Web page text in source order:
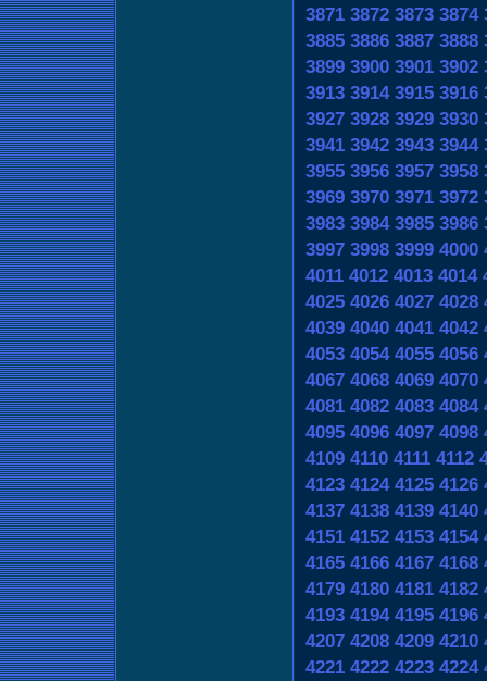
3871 3872 3873 3874
3885 3886 3887 3888
3899 3900 3901 3902
3913 3914 3915 3916
3927 3928 3929 3930
3941 3942 3943 3944
3955 3956 3957 3958
3969 3970 3971 3972
3983 3984 3985 3986
3997 3998 3999 4000
4011 4012 4013 4014
4025 4026 4027 4028
4039 4040 4041 4042
4053 4054 4055 4056
4067 4068 4069 4070
4081 4082 4083 4084
4095 4096 4097 4098
4109 4110 4111 4112
4123 4124 4125 4126
4137 4138 4139 4140
4151 4152 4153 4154
4165 4166 4167 4168
4179 4180 4181 4182
4193 4194 4195 4196
4207 4208 4209 4210
4221 4222 4223 4224